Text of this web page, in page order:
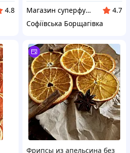
4.8
Магазин суперфудов "Just Healthy"
4.7
Софіївська Борщагівка
Фрипсы из апельсина без